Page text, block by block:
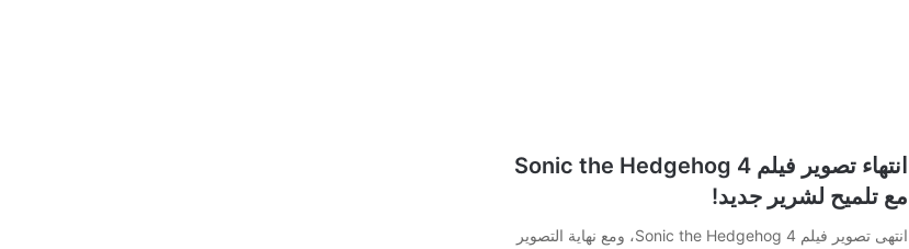
انتهاء تصوير فيلم Sonic the Hedgehog 4
مع تلميح لشرير جديد!
انتهى تصوير فيلم Sonic the Hedgehog 4، ومع نهاية التصوير